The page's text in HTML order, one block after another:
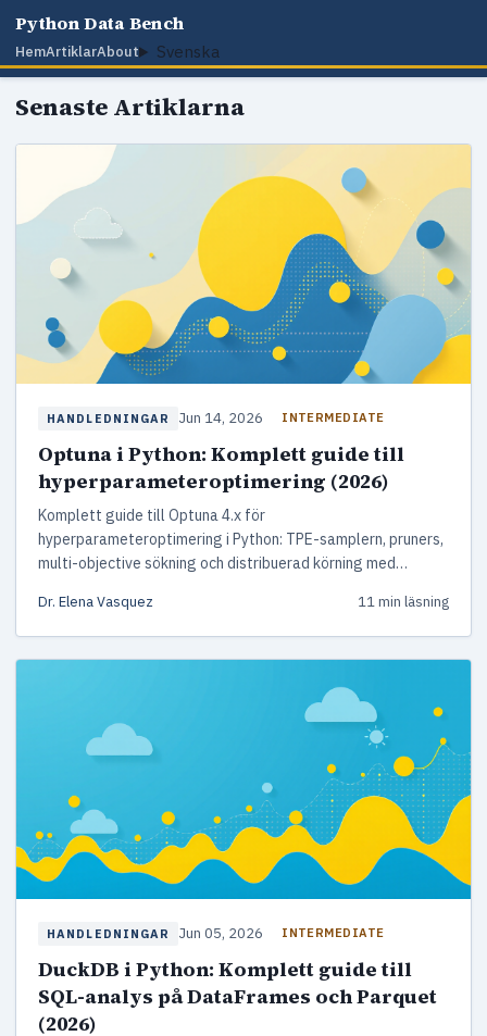
Python Data Bench
HemArtiklarAbout Svenska
Senaste Artiklarna
HANDLEDNINGAR Jun 14, 2026 INTERMEDIATE
Optuna i Python: Komplett guide till
hyperparameteroptimering (2026)
Komplett guide till Optuna 4.x för
hyperparameteroptimering i Python: TPE-samplern, pruners,
multi-objective sökning och distribuerad körning med
Dr. Elena Vasquez 11 min läsning
HANDLEDNINGAR Jun 05, 2026 INTERMEDIATE
DuckDB i Python: Komplett guide till
SQL-analys på DataFrames och Parquet
(2026)